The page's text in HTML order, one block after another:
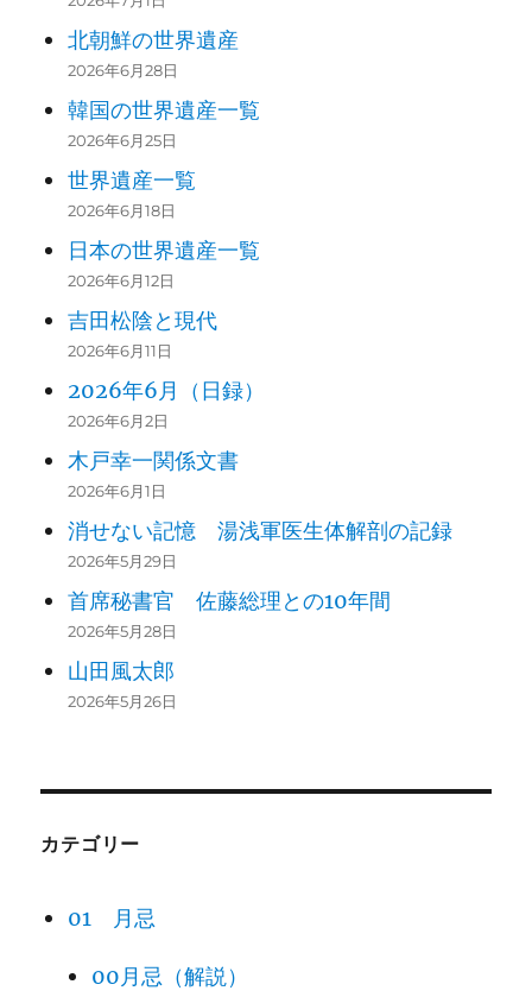
北朝鮮の世界遺産
2026年6月28日
韓国の世界遺産一覧
2026年6月25日
世界遺産一覧
2026年6月18日
日本の世界遺産一覧
2026年6月12日
吉田松陰と現代
2026年6月11日
2026年6月（日録）
2026年6月2日
木戸幸一関係文書
2026年6月1日
消せない記憶 湯浅軍医生体解剖の記録
2026年5月29日
首席秘書官 佐藤総理との10年間
2026年5月28日
山田風太郎
2026年5月26日
カテゴリー
01 月忌
00月忌（解説）